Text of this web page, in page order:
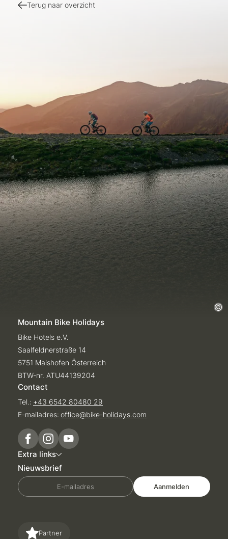
Terug naar overzicht
Mountain Bike Holidays
Bike Hotels e.V.
Saalfeldnerstraße 14
5751 Maishofen Österreich
BTW-nr. ATU44139204
Contact
Tel.: +43 6542 80480 29
E-mailadres: office@bike-holidays.com
Extra links
Nieuwsbrief
E-mailadres Aanmelden
Partner